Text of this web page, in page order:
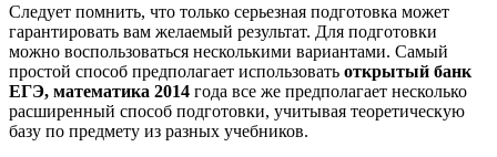
Следует помнить, что только серьезная подготовка может
гарантировать вам желаемый результат. Для подготовки
можно воспользоваться несколькими вариантами. Самый
простой способ предполагает использовать открытый банк
ЕГЭ, математика 2014 года все же предполагает несколько
расширенный способ подготовки, учитывая теоретическую
базу по предмету из разных учебников.